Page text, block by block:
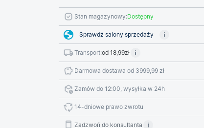
Stan magazynowy:Dostępny
Sprawdź salony sprzedaży
Transport:od 18,99zł
Darmowa dostawa od 3999,99 zł
Zamów do 12:00, wysyłka w 24h
14-dniowe prawo zwrotu
Zadzwoń do konsultanta